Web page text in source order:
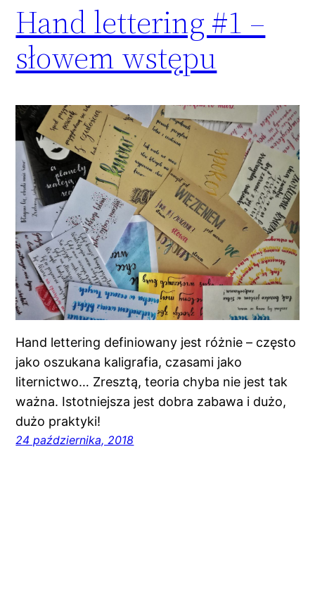
Hand lettering #1 –
słowem wstępu
Hand lettering definiowany jest różnie – często
jako oszukana kaligrafia, czasami jako
liternictwo… Zresztą, teoria chyba nie jest tak
ważna. Istotniejsza jest dobra zabawa i dużo,
dużo praktyki!
24 października, 2018